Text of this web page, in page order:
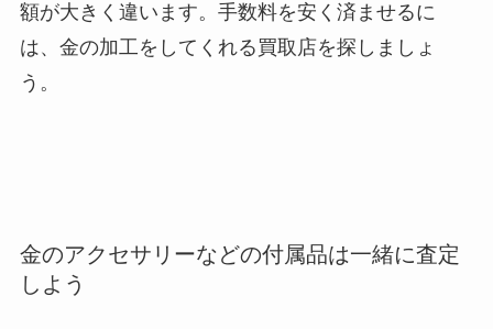
額が大きく違います。手数料を安く済ませるに
は、金の加工をしてくれる買取店を探しましょ
う。
金のアクセサリーなどの付属品は一緒に査定
しよう